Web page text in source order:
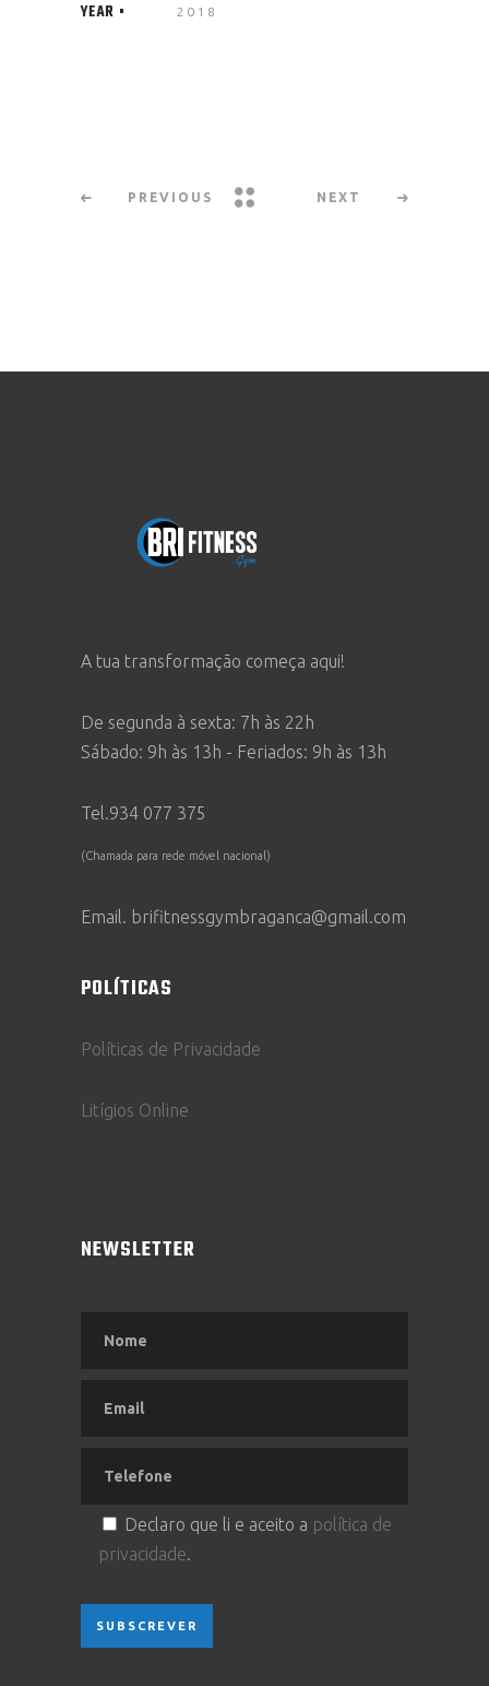
YEAR 2018
PREVIOUS NEXT
A tua transformação começa aqui!
De segunda à sexta: 7h às 22h
Sábado: 9h às 13h - Feriados: 9h às 13h
Tel.934 077 375
(Chamada para rede móvel nacional)
Email. brifitnessgymbraganca@gmail.com
POLÍTICAS
Políticas de Privacidade
Litígios Online
NEWSLETTER
Declaro que li e aceito a política de
privacidade.